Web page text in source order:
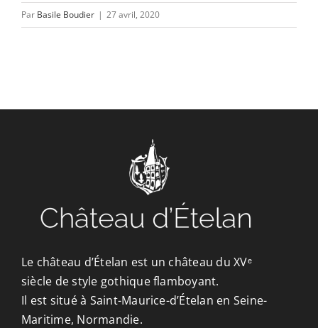
Par Basile Boudier | 27 avril, 2020
Le château d’Ételan est un château du XVᵉ
siècle de style gothique flamboyant.
Il est situé à Saint-Maurice-d’Ételan en Seine-
Maritime, Normandie.